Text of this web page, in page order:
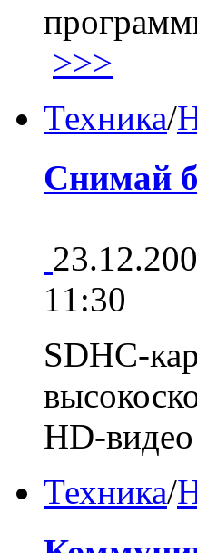
>>>
Техника/
Снимай
11:30
SDHC-
HD-видео
Техника/